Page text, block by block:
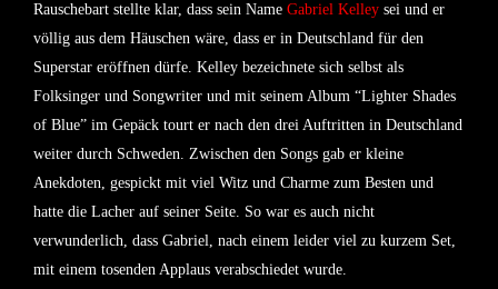
Rauschebart stellte klar, dass sein Name Gabriel Kelley sei und er
völlig aus dem Häuschen wäre, dass er in Deutschland für den
Superstar eröffnen dürfe. Kelley bezeichnete sich selbst als
Folksinger und Songwriter und mit seinem Album “Lighter Shades
of Blue” im Gepäck tourt er nach den drei Auftritten in Deutschland
weiter durch Schweden. Zwischen den Songs gab er kleine
Anekdoten, gespickt mit viel Witz und Charme zum Besten und
hatte die Lacher auf seiner Seite. So war es auch nicht
verwunderlich, dass Gabriel, nach einem leider viel zu kurzem Set,
mit einem tosenden Applaus verabschiedet wurde.